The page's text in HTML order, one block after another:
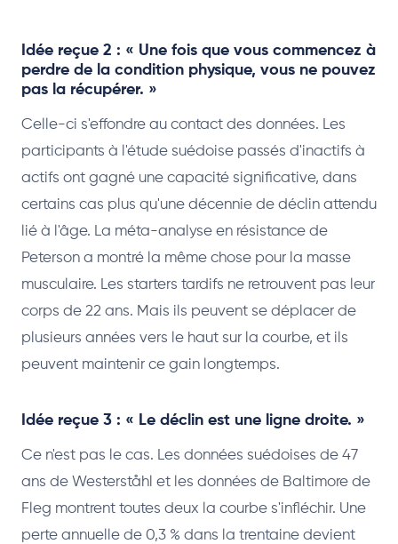
Idée reçue 2 : « Une fois que vous commencez à
perdre de la condition physique, vous ne pouvez
pas la récupérer. »
Celle-ci s'effondre au contact des données. Les
participants à l'étude suédoise passés d'inactifs à
actifs ont gagné une capacité significative, dans
certains cas plus qu'une décennie de déclin attendu
lié à l'âge. La méta-analyse en résistance de
Peterson a montré la même chose pour la masse
musculaire. Les starters tardifs ne retrouvent pas leur
corps de 22 ans. Mais ils peuvent se déplacer de
plusieurs années vers le haut sur la courbe, et ils
peuvent maintenir ce gain longtemps.
Idée reçue 3 : « Le déclin est une ligne droite. »
Ce n'est pas le cas. Les données suédoises de 47
ans de Westerståhl et les données de Baltimore de
Fleg montrent toutes deux la courbe s'infléchir. Une
perte annuelle de 0,3 % dans la trentaine devient